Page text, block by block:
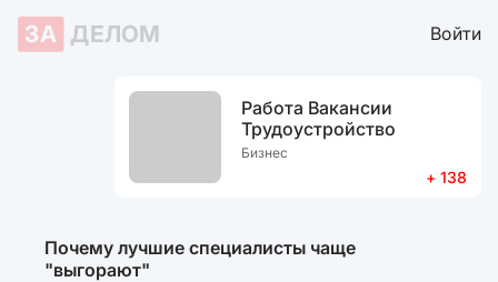
ЗА ДЕЛОМ Войти
Работа Вакансии
Трудоустройство
Бизнес
+ 138
Почему лучшие специалисты чаще
"выгорают"